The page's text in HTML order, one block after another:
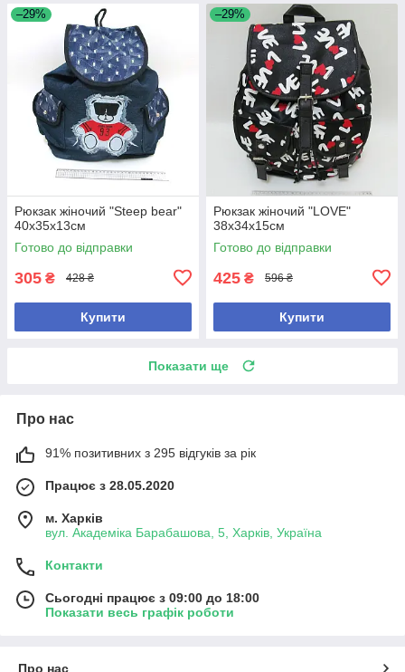
–29%
Рюкзак жіночий "Steep bear"
40х35х13см
Готово до відправки
305 ₴ 428 ₴
Купити
–29%
Рюкзак жіночий "LOVE"
38х34х15см
Готово до відправки
425 ₴ 596 ₴
Купити
Показати ще
Про нас
91% позитивних з 295 відгуків за рік
Працює з 28.05.2020
м. Харків
вул. Академіка Барабашова, 5, Харків, Україна
Контакти
Сьогодні працює з 09:00 до 18:00
Показати весь графік роботи
Про нас